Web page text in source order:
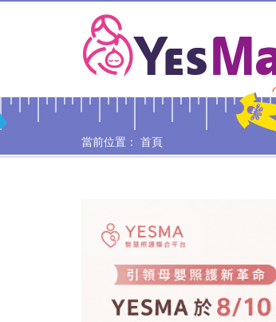
當前位置： 首頁